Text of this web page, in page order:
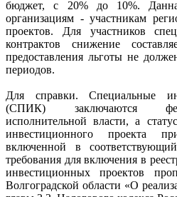
бюджет, с 20% до 10%. Данная
организациям - участникам
проектов. Для участников
контрактов снижение
предоставления льготы не
периодов.
Для справки. Специальные
(СПИК) заключаются
исполнительной власти, а
инвестиционного проекта
включенной в
требования для включения в
инвестиционных проектов
Волгоградской области «О